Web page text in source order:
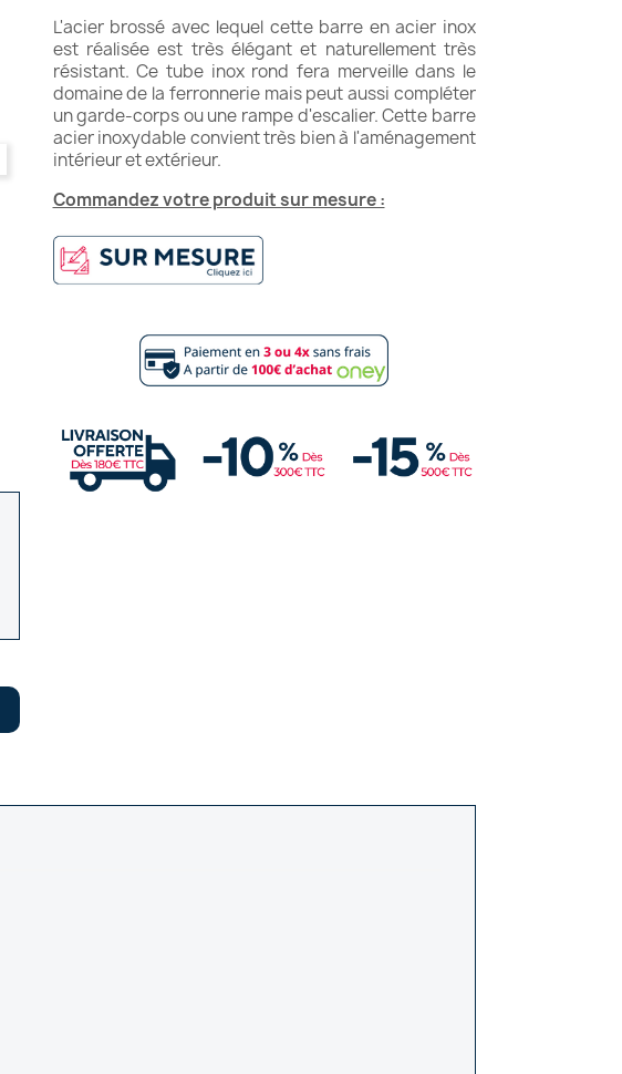
L'acier brossé avec lequel cette barre en acier inox
est réalisée est très élégant et naturellement très
résistant. Ce tube inox rond fera merveille dans le
domaine de la ferronnerie mais peut aussi compléter
un garde-corps ou une rampe d'escalier. Cette barre
acier inoxydable convient très bien à l'aménagement
intérieur et extérieur.
Commandez votre produit sur mesure :